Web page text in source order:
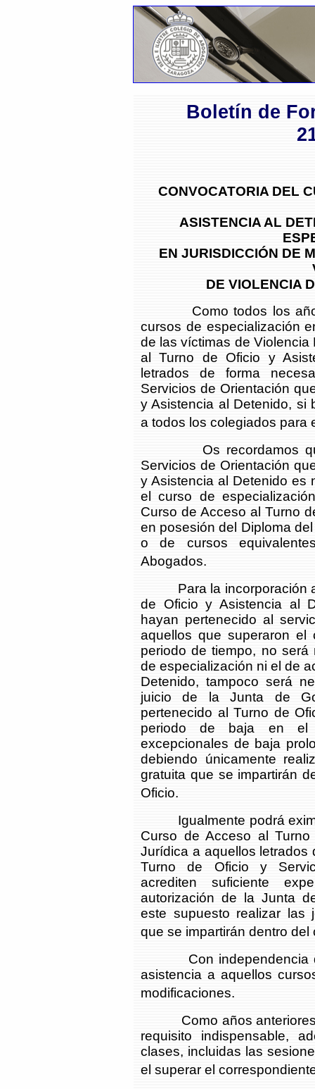
Boletín de
CONVOCATORIA DEL
ASISTENCIA AL
EN JURISDICCIÓN DE
DE VIOLENCIA
Como todos los años,
cursos de especialización
de las víctimas de
al Turno de Oficio y
letrados de forma
Servicios de Orientación
y Asistencia al Detenido, si
a todos los colegiados para
Os recordamos que
Servicios de Orientación
y Asistencia al Detenido es
el curso de
Curso de Acceso al Turno
en posesión del Diploma
o de cursos
Abogados.
Para la incorporación a
de Oficio y Asistencia al
hayan pertenecido al
aquellos que superaron el
periodo de tiempo, no
de especialización ni el de
Detenido, tampoco será
juicio de la Junta de
pertenecido al Turno de
periodo de baja en el
excepcionales de baja
debiendo únicamente
gratuita que se impartirán
Oficio.
Igualmente podrá
Curso de Acceso al
Jurídica a aquellos
Turno de Oficio y
acrediten suficiente
autorización de la Junta
este supuesto realizar las
que se impartirán dentro
Con independencia de
asistencia a aquellos
modificaciones.
Como años anteriores
requisito indispensable,
clases, incluidas las
el superar el